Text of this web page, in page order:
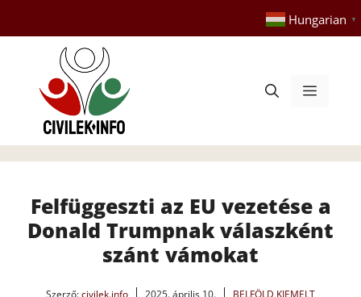
tartalomba
Hungarian ▼
Menü
Felfüggeszti az EU vezetése a
Donald Trumpnak válaszként
szánt vámokat
Szerző:civilek.info 2025. április 10. BELFÖLD,KIEMELT